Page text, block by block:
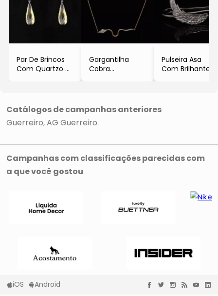
Par De Brincos
Com Quartzo
Gargantilha
Cobra
Pulseira Asa
Com Brilhante
- Guerreiro
Catálogos de campanhas anteriores
Guerreiro AG Guerreiro
Campanhas com classificações parecidas com
a que você gostou
iOS Android